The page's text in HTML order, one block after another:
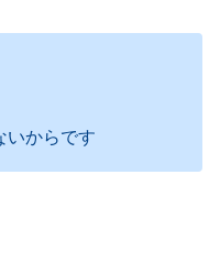
いからです